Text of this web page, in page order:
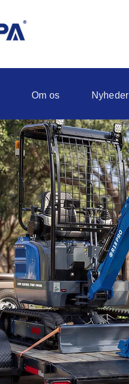
Om os Nyheder